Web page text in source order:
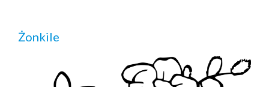
Żonkile